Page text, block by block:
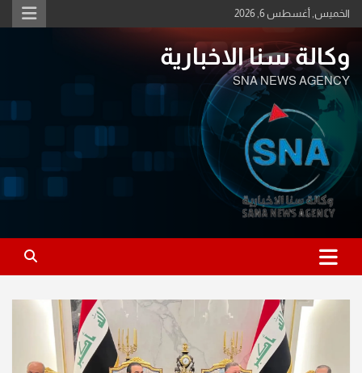
Skip
to
الخميس, أغسطس 6, 2026
وكالة سنا الاخبارية
SNA NEWS AGENCY